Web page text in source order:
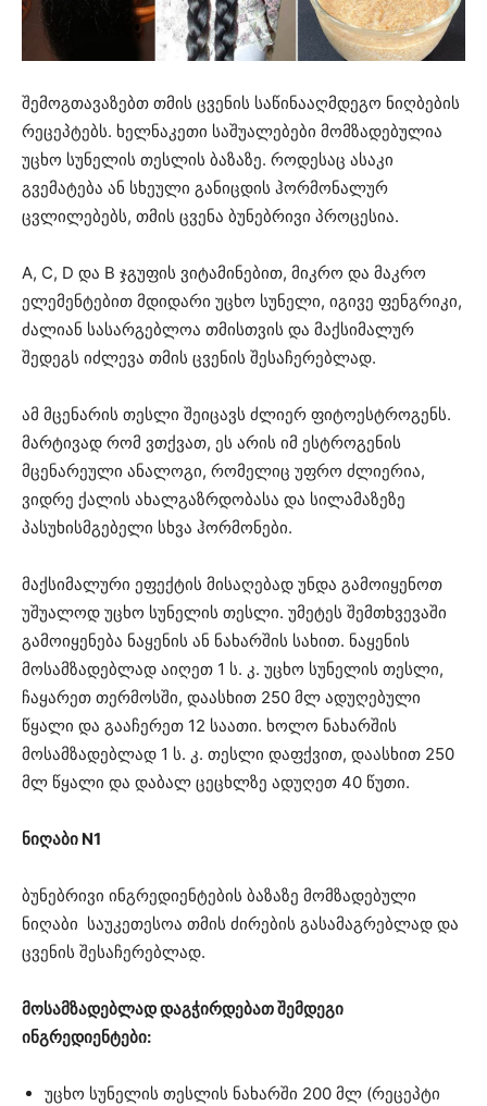
შემოგთავაზებთ თმის ცვენის საწინააღმდეგო ნიღბების
რეცეპტებს. ხელნაკეთი საშუალებები მომზადებულია
უცხო სუნელის თესლის ბაზაზე. როდესაც ასაკი
გვემატება ან სხეული განიცდის ჰორმონალურ
ცვლილებებს, თმის ცვენა ბუნებრივი პროცესია.
A, C, D და B ჯგუფის ვიტამინებით, მიკრო და მაკრო
ელემენტებით მდიდარი უცხო სუნელი, იგივე ფენგრიკი,
ძალიან სასარგებლოა თმისთვის და მაქსიმალურ
შედეგს იძლევა თმის ცვენის შესაჩერებლად.
ამ მცენარის თესლი შეიცავს ძლიერ ფიტოესტროგენს.
მარტივად რომ ვთქვათ, ეს არის იმ ესტროგენის
მცენარეული ანალოგი, რომელიც უფრო ძლიერია,
ვიდრე ქალის ახალგაზრდობასა და სილამაზეზე
პასუხისმგებელი სხვა ჰორმონები.
მაქსიმალური ეფექტის მისაღებად უნდა გამოიყენოთ
უშუალოდ უცხო სუნელის თესლი. უმეტეს შემთხვევაში
გამოიყენება ნაყენის ან ნახარშის სახით. ნაყენის
მოსამზადებლად აიღეთ 1 ს. კ. უცხო სუნელის თესლი,
ჩაყარეთ თერმოსში, დაასხით 250 მლ ადუღებული
წყალი და გააჩერეთ 12 საათი. ხოლო ნახარშის
მოსამზადებლად 1 ს. კ. თესლი დაფქვით, დაასხით 250
მლ წყალი და დაბალ ცეცხლზე ადუღეთ 40 წუთი.
ნიღაბი N1
ბუნებრივი ინგრედიენტების ბაზაზე მომზადებული
ნიღაბი საუკეთესოა თმის ძირების გასამაგრებლად და
ცვენის შესაჩერებლად.
მოსამზადებლად დაგჭირდებათ შემდეგი
ინგრედიენტები:
უცხო სუნელის თესლის ნახარში 200 მლ (რეცეპტი